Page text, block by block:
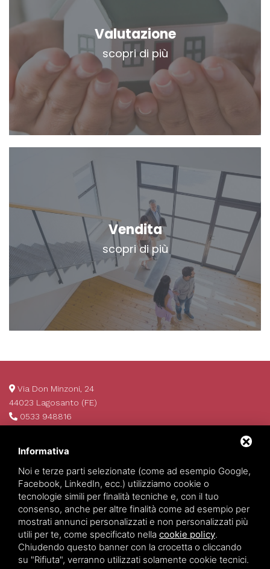
Valutazione
scopri di più
Vendita
scopri di più
Via Don Minzoni, 24
44023 Lagosanto (FE)
0533 948816
REA 174484
Informativa
Noi e terze parti selezionate (come ad esempio Google,
Facebook, LinkedIn, ecc.) utilizziamo cookie o
tecnologie simili per finalità tecniche e, con il tuo
consenso, anche per altre finalità come ad esempio per
mostrati annunci personalizzati e non personalizzati più
utili per te, come specificato nella cookie policy.
Chiudendo questo banner con la crocetta o cliccando
su "Rifiuta", verranno utilizzati solamente cookie tecnici.